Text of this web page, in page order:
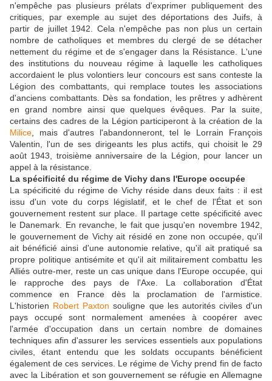
n'empêche pas plusieurs prélats d'exprimer publiquement des
critiques, par exemple au sujet des déportations des Juifs, à
partir de juillet 1942. Cela n'empêche pas non plus un certain
nombre de catholiques et membres du clergé de se détacher
nettement du régime et de s'engager dans la Résistance. L'une
des institutions du nouveau régime à laquelle les catholiques
accordaient le plus volontiers leur concours est sans conteste la
Légion des combattants, qui remplace toutes les associations
d'anciens combattants. Dès sa fondation, les prêtres y adhèrent
en grand nombre ainsi que quelques évêques. Par la suite,
certains des cadres de la Légion participeront à la création de la
Milice, mais d'autres l'abandonneront, tel le Lorrain François
Valentin, l'un de ses dirigeants les plus actifs, qui choisit le 29
août 1943, troisième anniversaire de la Légion, pour lancer un
appel à la résistance.
La spécificité du régime de Vichy dans l'Europe occupée
La spécificité du régime de Vichy réside dans deux faits : il est
issu d'un vote du corps législatif, et le chef de l'État et son
gouvernement restent sur place. Il partage cette spécificité avec
le Danemark. En revanche, le fait que jusqu'en novembre 1942,
le gouvernement de Vichy ait résidé en zone non occupée, qu'il
ait bénéficié ainsi d'une autonomie relative, qu'il ait pratiqué sa
propre politique antisémite et qu'il ait militairement combattu les
Alliés outre-mer, reste un cas unique dans l'Europe occupée, qui
le rapproche des pays de l'Axe. La collaboration d'État
commence en France dès la proclamation de l'armistice.
L'historien Robert Paxton souligne que les autorités civiles d'un
pays occupé sont normalement amenées à coopérer avec
l'armée d'occupation dans un certain nombre de domaines
techniques afin d'assurer les services essentiels aux populations
civiles, étant entendu que les soldats occupants bénéficient
également de ces services. Le régime de Vichy prend fin de facto
avec la Libération et son gouvernement se réfugie en Allemagne